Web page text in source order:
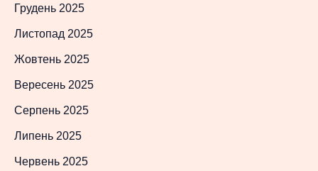
Грудень 2025
Листопад 2025
Жовтень 2025
Вересень 2025
Серпень 2025
Липень 2025
Червень 2025